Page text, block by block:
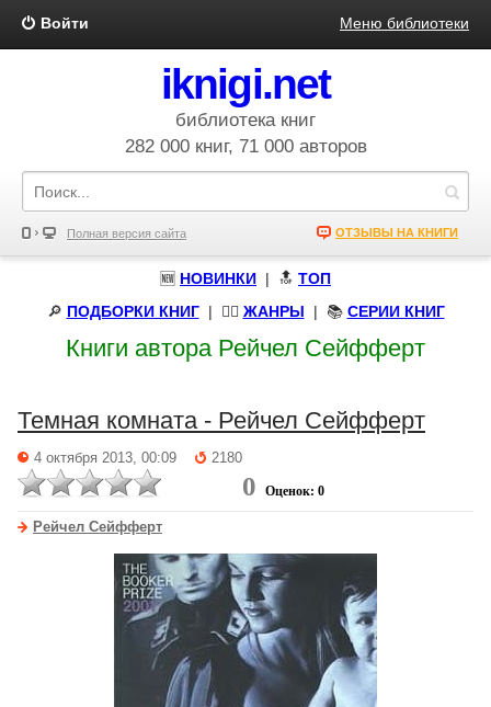
Войти Меню библиотеки
iknigi.net
библиотека книг
282 000 книг, 71 000 авторов
Полная версия сайта ОТЗЫВЫ НА КНИГИ
🆕 НОВИНКИ | 🔝 ТОП
🔎 ПОДБОРКИ КНИГ| 🧝‍♀️ ЖАНРЫ | 📚 СЕРИИ КНИГ
Книги автора Рейчел Сейфферт
Темная комната - Рейчел Сейфферт
4 октября 2013, 00:09 2180
0 Оценок: 0
Рейчел Сейфферт